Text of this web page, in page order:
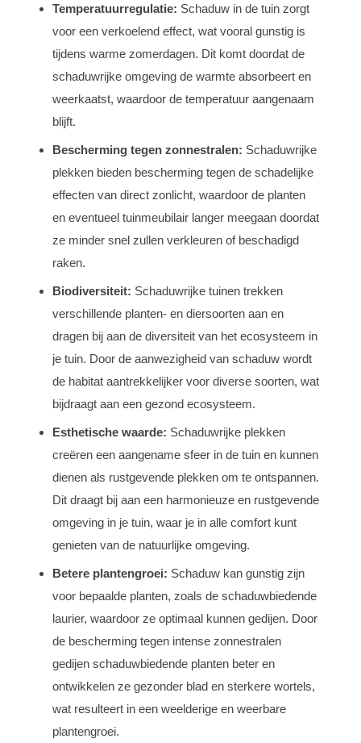
Temperatuurregulatie: Schaduw in de tuin zorgt
voor een verkoelend effect, wat vooral gunstig is
tijdens warme zomerdagen. Dit komt doordat de
schaduwrijke omgeving de warmte absorbeert en
weerkaatst, waardoor de temperatuur aangenaam
blijft.
Bescherming tegen zonnestralen: Schaduwrijke
plekken bieden bescherming tegen de schadelijke
effecten van direct zonlicht, waardoor de planten
en eventueel tuinmeubilair langer meegaan doordat
ze minder snel zullen verkleuren of beschadigd
raken.
Biodiversiteit: Schaduwrijke tuinen trekken
verschillende planten- en diersoorten aan en
dragen bij aan de diversiteit van het ecosysteem in
je tuin. Door de aanwezigheid van schaduw wordt
de habitat aantrekkelijker voor diverse soorten, wat
bijdraagt aan een gezond ecosysteem.
Esthetische waarde: Schaduwrijke plekken
creëren een aangename sfeer in de tuin en kunnen
dienen als rustgevende plekken om te ontspannen.
Dit draagt bij aan een harmonieuze en rustgevende
omgeving in je tuin, waar je in alle comfort kunt
genieten van de natuurlijke omgeving.
Betere plantengroei: Schaduw kan gunstig zijn
voor bepaalde planten, zoals de schaduwbiedende
laurier, waardoor ze optimaal kunnen gedijen. Door
de bescherming tegen intense zonnestralen
gedijen schaduwbiedende planten beter en
ontwikkelen ze gezonder blad en sterkere wortels,
wat resulteert in een weelderige en weerbare
plantengroei.